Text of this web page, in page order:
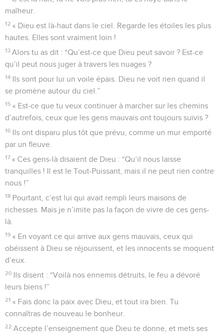
malheur.
12 « Dieu est là-haut dans le ciel. Regarde les étoiles les plus
hautes. Elles sont vraiment loin !
13 Alors tu as dit : “Qu’est-ce que Dieu peut savoir ? Est-ce
qu’il peut nous juger à travers les nuages ?
14 Ils sont pour lui un voile épais. Dieu ne voit rien quand il
se promène autour du ciel.”
15 « Est-ce que tu veux continuer à marcher sur les chemins
d’autrefois, ceux que les gens mauvais ont toujours suivis ?
16 Ils ont disparu plus tôt que prévu, comme un mur emporté
par un fleuve.
17 « Ces gens-là disaient de Dieu : “Qu’il nous laisse
tranquilles ! Il est le Tout-Puissant, mais il ne peut rien contre
nous !”
18 Pourtant, c’est lui qui avait rempli leurs maisons de
richesses. Mais je n’imite pas la façon de vivre de ces gens-
là.
19 « En voyant ce qui arrive aux gens mauvais, ceux qui
obéissent à Dieu se réjouissent, et les innocents se moquent
d’eux.
20 Ils disent : “Voilà nos ennemis détruits, le feu a dévoré
leurs biens !”
21 « Fais donc la paix avec Dieu, et tout ira bien. Tu
connaîtras de nouveau le bonheur.
22 Accepte l’enseignement que Dieu te donne, et mets ses